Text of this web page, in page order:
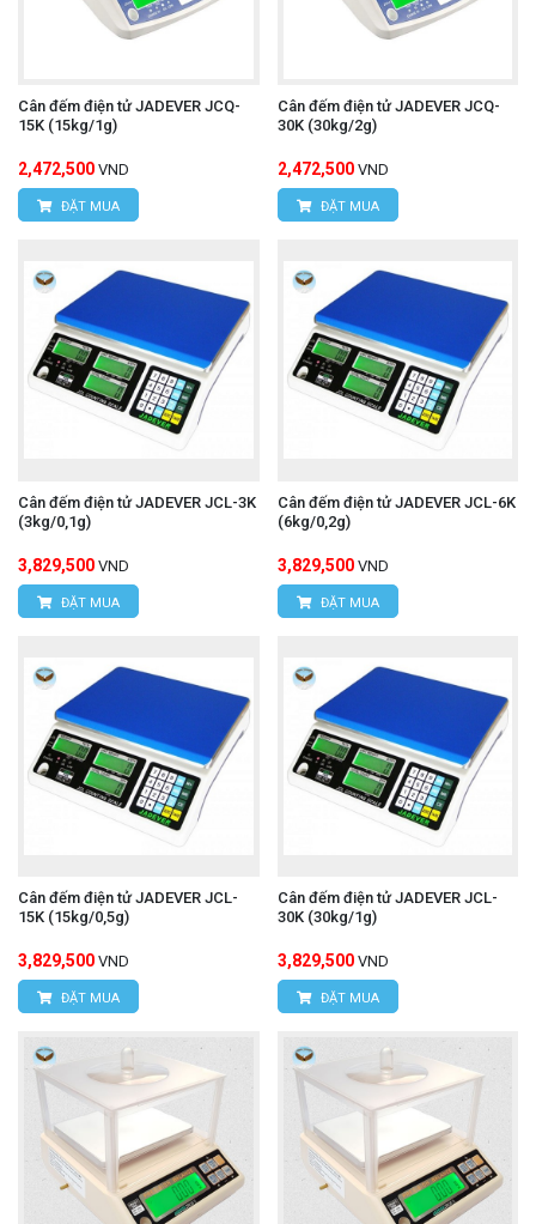
Cân đếm điện tử JADEVER JCQ-
15K (15kg/1g)
2,472,500 VND
ĐẶT MUA
Cân đếm điện tử JADEVER JCQ-
30K (30kg/2g)
2,472,500 VND
ĐẶT MUA
Cân đếm điện tử JADEVER JCL-3K
(3kg/0,1g)
3,829,500 VND
ĐẶT MUA
Cân đếm điện tử JADEVER JCL-6K
(6kg/0,2g)
3,829,500 VND
ĐẶT MUA
Cân đếm điện tử JADEVER JCL-
15K (15kg/0,5g)
3,829,500 VND
ĐẶT MUA
Cân đếm điện tử JADEVER JCL-
30K (30kg/1g)
3,829,500 VND
ĐẶT MUA